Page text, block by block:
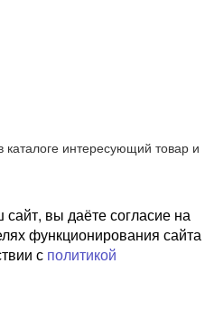
каталоге интересующий товар и
вы даёте согласие на
функционирования сайта
с политикой